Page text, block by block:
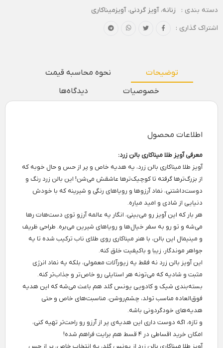
دسته بندی : زنانه،آویز گردنی،آویزمیناکاری
اشتراک گذاری :
توضیحات
نحوه محاسبه قیمت
خصوصیات
دیدگاه‌ها
اطلاعات محصول
معرفی آویز طلا میناکاری بالن زرد:
آویز طلا میناکاری بالن زرد، یه هدیه خاص و پر از حس و حال خوبه که
از بزرگ‌ترها گرفته تا کوچیک‌ترها عاشقش می‌شن! این بالن زرد رنگ و
دوست‌داشتنی، نماد آرزوها و رویاهای رنگی و شیرینه که با خودش
دنیایی از شادی و امید میاره.
هر بار که این آویز رو می‌بینی، انگار یه عالمه آرزو توی دست‌هات رها
می‌شه و تو رو به سفر خیال‌ها و رویاهای شیرین می‌بره. طراحی ظریف
و مینیمال این بالن، با هنر میناکاری روی طلای ناب ترکیب شده تا یه
جواهر موندگار، زیبا و باکیفیت خلق کنه.
این آویز بالن زرد نه فقط یه زیورآلات معمولی، بلکه یه نماد انرژی
مثبت و شادیه که می‌تونه هر استایلی رو خاص‌تر و جذاب‌تر کنه.
بسته‌بندی شیک و کادویی یونس گلد هم باعث می‌شه که این هدیه
فوق‌العاده مناسب تولد، چشم‌روشن، مناسبت‌های خاص و حتی
هدیه‌های خودگردونی باشه.
و تازه، اگه دوست داری این هدیه‌ی پر از آرزو رو راحت‌تر تهیه کنی،
امکان خرید اقساطی در ۴ قسط هم برایت فراهم شده!
آویز طلا میناکاری بالن زرد از یونس گلد، یه انتخاب خاص، پر از حس